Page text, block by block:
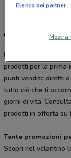
Catalogo
Bimbo Store
prodotti per la prima
punti vendita diretti o
tutto ciò che ti
giorni di vita.
prodotti in offerta su
Tante promozioni
Scopri nel volantino
Elenco dei partner
Mostra